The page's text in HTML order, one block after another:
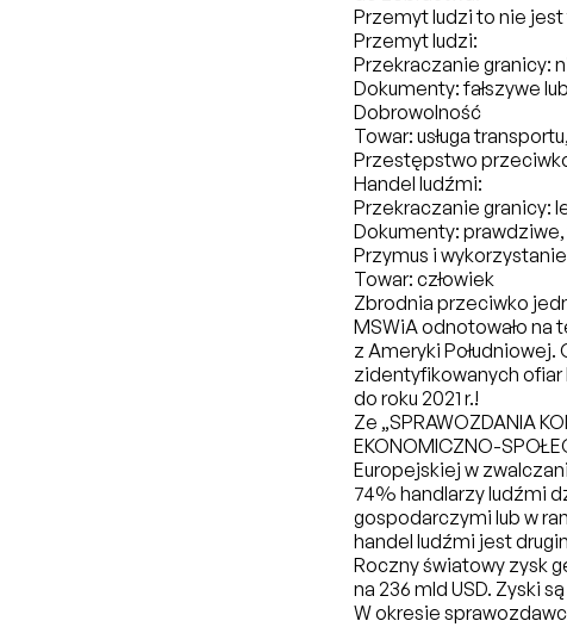
Przemyt ludzi to nie
Przemyt ludzi:
Przekraczanie granicy:
Dokumenty: fałszywe
Dobrowolność
Towar: usługa
Przestępstwo
Handel ludźmi:
Przekraczanie granicy:
Dokumenty: prawdziwe,
Przymus i wykorzystanie
Towar: człowiek
Zbrodnia przeciwko
MSWiA odnotowało na
z Ameryki Południowej.
zidentyfikowanych ofiar
do roku 2021 r.!
Ze „SPRAWOZDANIA
EKONOMICZNO-
Europejskiej w
74% handlarzy ludźmi
gospodarczymi lub w
handel ludźmi jest
Roczny światowy zysk
na 236 mld USD. Zyski
W okresie